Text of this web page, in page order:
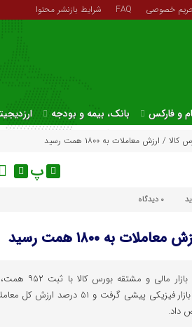
خصوصی FAQ شرایط بازنشر محتوا
و فارکس بانک، بیمه و بودجه
/ ارزش معاملات به ۱۸۰۰ همت رسید
پ
۰ دیدگاه
به ۱۸۰۰ همت رسید
ارزش معاملات بازار مالی و
نخستین بار از بازار فیزیکی پیشی گرفت و ۵۱ درصد
داد.